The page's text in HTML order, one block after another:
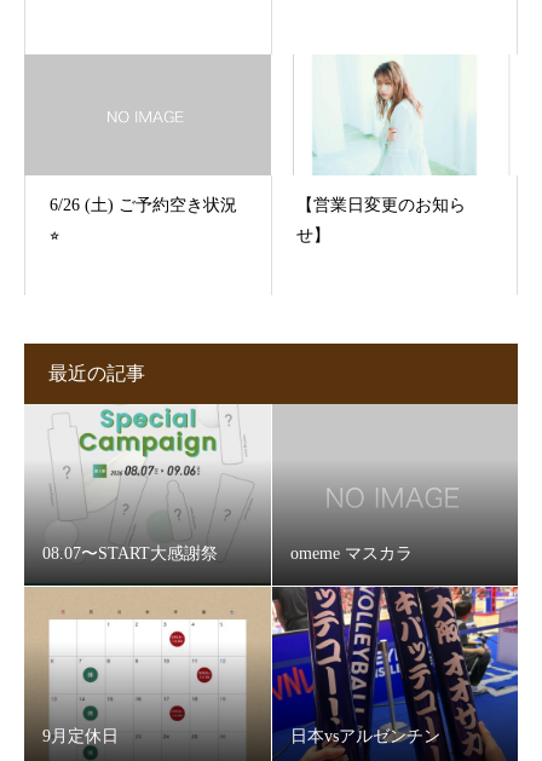
6/26 (土) ご予約空き状況
⭐︎
【営業日変更のお知ら
せ】
最近の記事
08.07〜START大感謝祭 omeme マスカラ
9月定休日 日本vsアルゼンチン